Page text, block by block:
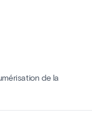
de la